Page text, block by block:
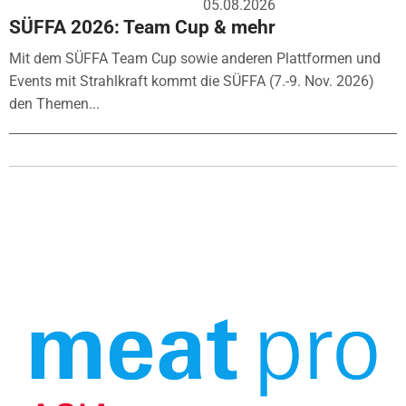
05.08.2026
SÜFFA 2026: Team Cup & mehr
Mit dem SÜFFA Team Cup sowie anderen Plattformen und
Events mit Strahlkraft kommt die SÜFFA (7.-9. Nov. 2026)
den Themen...